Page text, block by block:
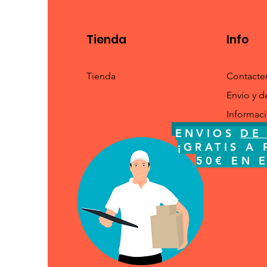
Tienda
Tienda
Info
Envío y
ENVIOSDE
ENVIOS DE
¡GRATIS A
50€ EN